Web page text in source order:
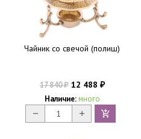
Чайник со свечой (полиш)
17 840₽12 488 ₽
Наличие: много